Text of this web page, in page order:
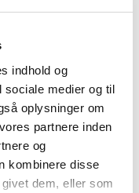
indhold og
sociale medier og til
oplysninger om
partnere inden
og
kombinere disse
dem, eller som
mere end
og har derfor
efter, når du har
eller et
RenKloak+,
rundt for en fast